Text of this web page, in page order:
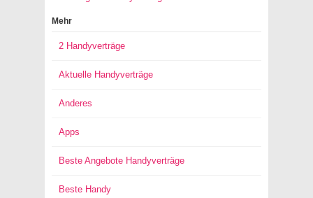
Mehr
2 Handyverträge
Aktuelle Handyverträge
Anderes
Apps
Beste Angebote Handyverträge
Beste Handy